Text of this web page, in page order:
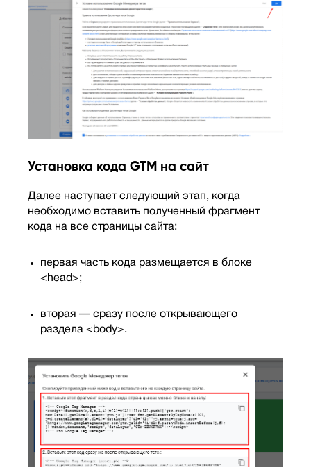
Установка кода GTM на сайт
Далее наступает следующий этап, когда
необходимо вставить полученный фрагмент
кода на все страницы сайта:
первая часть кода размещается в блоке
<head>;
вторая — сразу после открывающего
раздела <body>.